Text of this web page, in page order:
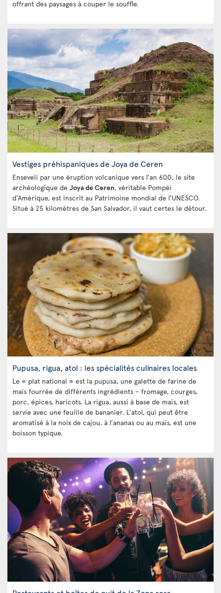
offrant des paysages à couper le souffle.
Vestiges préhispaniques de Joya de Ceren
Enseveli par une éruption volcanique vers l’an 600, le site
archéologique de Joya de Ceren, véritable Pompéi
d’Amérique, est inscrit au Patrimoine mondial de l’UNESCO.
Situé à 25 kilomètres de San Salvador, il vaut certes le détour.
Pupusa, rigua, atol : les spécialités culinaires locales
Le « plat national » est la pupusa, une galette de farine de
maïs fourrée de différents ingrédients – fromage, courges,
porc, épices, haricots. La rigua, aussi à base de maïs, est
servie avec une feuille de bananier. L’atol, qui peut être
aromatisé à la noix de cajou, à l’ananas ou au maïs, est une
boisson typique.